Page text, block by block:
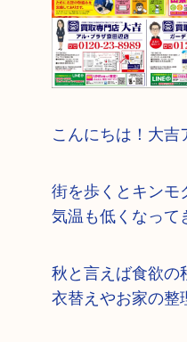
こんにちは！大吉
街を歩くとキン
気温も低くなって
秋と言えば食欲の
衣替えやお家の整